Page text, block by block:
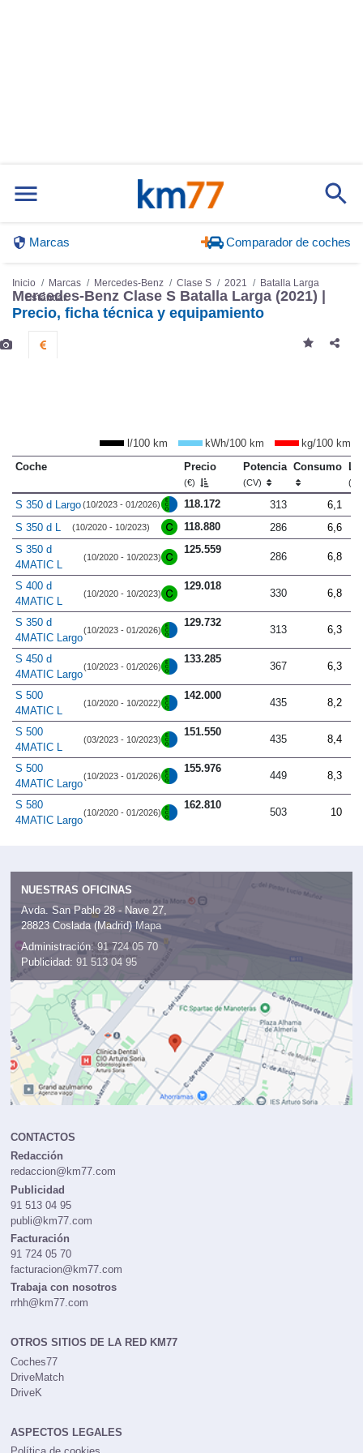
Marcas Comparador de coches
Inicio Marcas Mercedes-Benz Clase S 2021
Batalla Larga
Estándar
Mercedes-Benz Clase S Batalla Larga (2021) |
Precio, ficha técnica y equipamiento
l/100 km kWh/100 km
kg/100 km
Coche
Precio
(€)
Potencia
(CV)
Consumo
S 350 d Largo(10/2023 - 01/2026) 118.172 313
6,1
S 350 d L
(10/2020 - 10/2023) 118.880 286
6,6
S 350 d
4MATIC L
(10/2020 - 10/2023)
125.559
286 6,8
S 400 d
4MATIC L
(10/2020 - 10/2023)
129.018
330 6,8
S 350 d
4MATIC Largo
(10/2023 - 01/2026)
129.732
313 6,3
S 450 d
4MATIC Largo
(10/2023 - 01/2026)
133.285
367 6,3
S 500
4MATIC L
(10/2020 - 10/2022)
142.000
435 8,2
S 500
4MATIC L
(03/2023 - 10/2023)
151.550
435 8,4
S 500
4MATIC Largo
(10/2023 - 01/2026)
155.976
449 8,3
S 580
4MATIC Largo
(10/2020 - 01/2026)
162.810
503 10
NUESTRAS OFICINAS
Avda. San Pablo 28 - Nave 27,
28823 Coslada (Madrid) Mapa
Administración: 91 724 05 70
Publicidad: 91 513 04 95
CONTACTOS
Redacción
redaccion@km77.com
Publicidad
91 513 04 95
publi@km77.com
Facturación
91 724 05 70
facturacion@km77.com
Trabaja con nosotros
rrhh@km77.com
OTROS SITIOS DE LA RED KM77
Coches77
DriveMatch
DriveK
ASPECTOS LEGALES